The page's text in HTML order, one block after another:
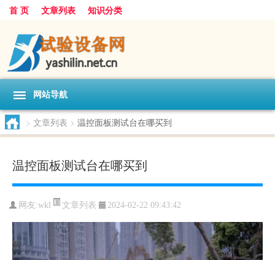
首 页 文章列表 知识分类
网站导航
> 文章列表 > 温控面板测试台在哪买到
温控面板测试台在哪买到
网友:wkl 文章列表 2024-02-22 09:43:42